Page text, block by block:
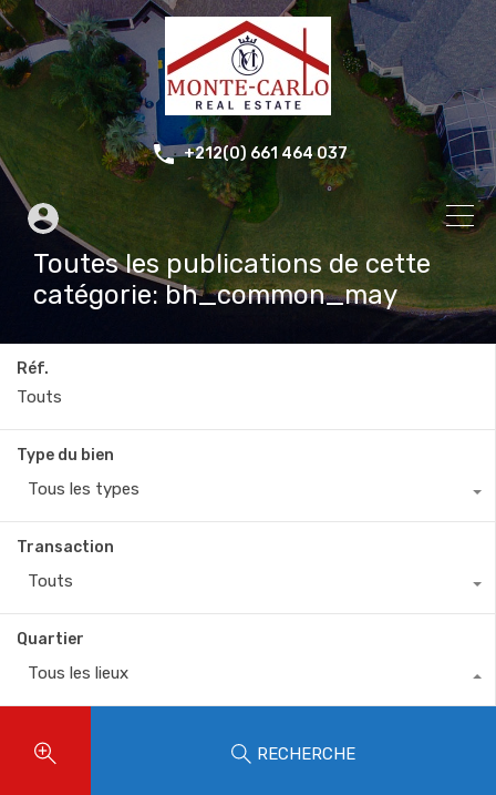
+212(0) 661 464 037
Toutes les publications de cette
catégorie: bh_common_may
Réf.
Type du bien
Tous les types
Transaction
Touts
Quartier
Tous les lieux
RECHERCHE